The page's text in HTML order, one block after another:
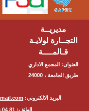
مديريــة
التجــارة لولايـة
قـالمــــة
العنوان: المجمع الاداري
طريق الجامعة ، 24000
البريد الالكتروني:
الهاتف: 81 04 26 037 الفاكس: 82 04 26 037